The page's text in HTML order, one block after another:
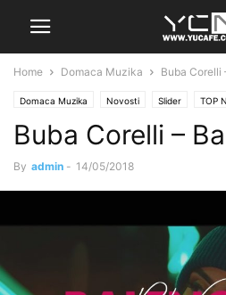
Home Domaca Muzika Buba Corelli
Domaca Muzika Novosti Slider TOP
Buba Corelli –
By admin - 14/05/2018